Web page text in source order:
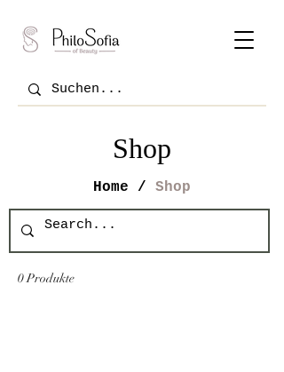
Shop
Home / Shop
0 Produkte